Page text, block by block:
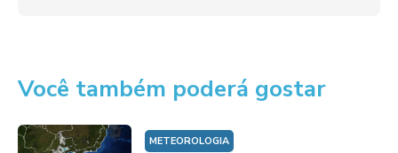
Você também poderá gostar
METEOROLOGIA